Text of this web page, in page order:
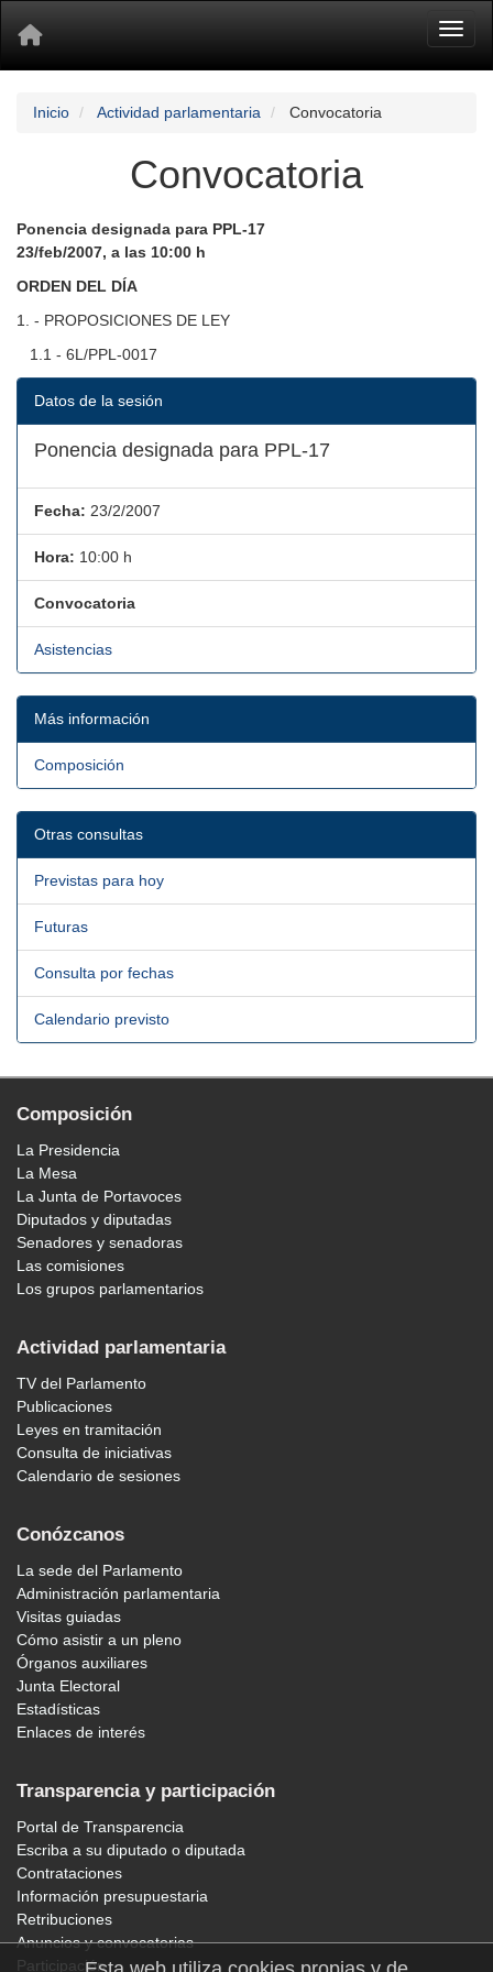
Inicio Actividad parlamentaria Convocatoria
Convocatoria
Ponencia designada para PPL-17
23/feb/2007, a las 10:00 h
ORDEN DEL DÍA
1. - PROPOSICIONES DE LEY
1.1 - 6L/PPL-0017
Datos de la sesión
Ponencia designada para PPL-17
Fecha: 23/2/2007
Hora: 10:00 h
Convocatoria
Asistencias
Más información
Composición
Otras consultas
Previstas para hoy
Futuras
Consulta por fechas
Calendario previsto
Composición
La Presidencia
La Mesa
La Junta de Portavoces
Diputados y diputadas
Senadores y senadoras
Las comisiones
Los grupos parlamentarios
Actividad parlamentaria
TV del Parlamento
Publicaciones
Leyes en tramitación
Consulta de iniciativas
Calendario de sesiones
Conózcanos
La sede del Parlamento
Administración parlamentaria
Visitas guiadas
Cómo asistir a un pleno
Órganos auxiliares
Junta Electoral
Estadísticas
Enlaces de interés
Transparencia y participación
Portal de Transparencia
Escriba a su diputado o diputada
Contrataciones
Información presupuestaria
Retribuciones
Anuncios y convocatorias
Participación